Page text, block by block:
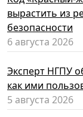
вырастить из
безопасности
6 августа 2026
Эксперт НГПУ
как ими
5 августа 2026